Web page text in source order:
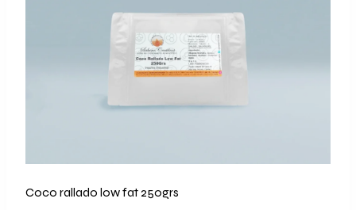
Coco rallado low fat 250grs